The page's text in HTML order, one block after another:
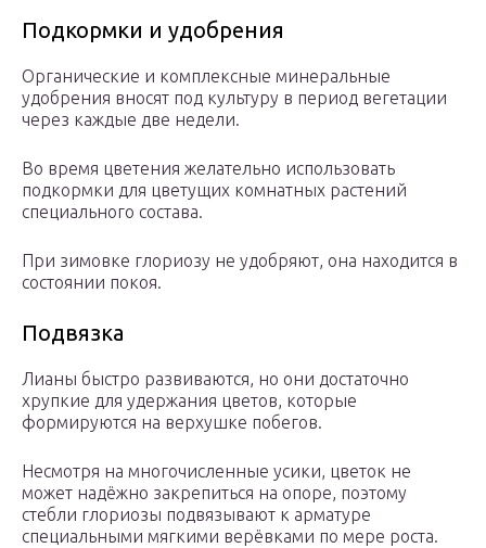
Подкормки и удобрения
Органические и комплексные минеральные
удобрения вносят под культуру в период вегетации
через каждые две недели.
Во время цветения желательно использовать
подкормки для цветущих комнатных растений
специального состава.
При зимовке глориозу не удобряют, она находится в
состоянии покоя.
Подвязка
Лианы быстро развиваются, но они достаточно
хрупкие для удержания цветов, которые
формируются на верхушке побегов.
Несмотря на многочисленные усики, цветок не
может надёжно закрепиться на опоре, поэтому
стебли глориозы подвязывают к арматуре
специальными мягкими верёвками по мере роста.